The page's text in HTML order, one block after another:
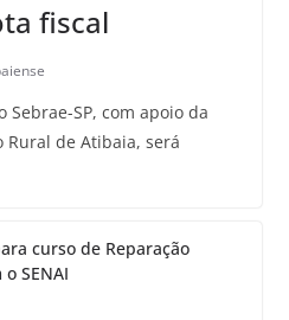
fiscal
SP, com apoio da
Rural de Atibaia, será
curso de Reparação
SENAI